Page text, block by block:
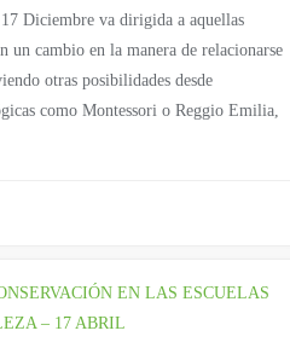
Diciembre va dirigida a aquellas
un cambio en la manera de relacionarse
otras posibilidades desde
como Montessori o Reggio Emilia,